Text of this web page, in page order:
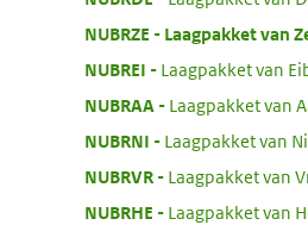
NUBRZE
Laagpakket van
NUBREI
Laagpakket van
NUBRAA
Laagpakket van
NUBRNI
Laagpakket van
NUBRVR:
Laagpakket van
NUBRHE
Laagpakket van